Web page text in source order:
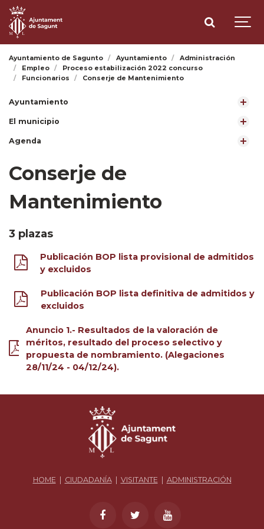
Ayuntamiento de Sagunto Ayuntamiento
Administración
Empleo
Proceso estabilización 2022 concurso
Funcionarios
Conserje de Mantenimiento
Ayuntamiento
El municipio
Agenda
Conserje de
Mantenimiento
3 plazas
Publicación BOP lista provisional de admitidos
y excluidos
Publicación BOP lista definitiva de admitidos y
excluidos
Anuncio 1.- Resultados de la valoración de
méritos, resultado del proceso selectivo y
propuesta de nombramiento. (Alegaciones
28/11/24 - 04/12/24).
HOME| CIUDADANÍA| VISITANTE| ADMINISTRACIÓN